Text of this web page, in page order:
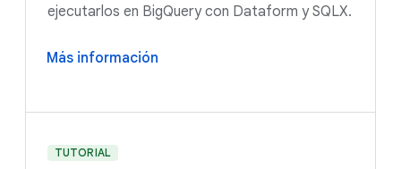
ejecutarlos en BigQuery con Dataform y SQLX.
Más información
TUTORIAL